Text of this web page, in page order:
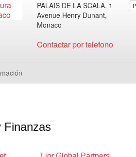
PALAIS DE LA SCALA, 1
Avenue Henry Dunant,
Monaco
Contactar por telefono
Finanzas